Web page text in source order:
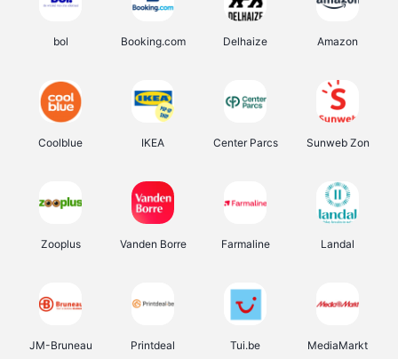
bol Booking.com Delhaize Amazon
Coolblue IKEA Center Parcs Sunweb Zon
Zooplus Vanden Borre Farmaline Landal
JM-Bruneau Printdeal Tui.be MediaMarkt